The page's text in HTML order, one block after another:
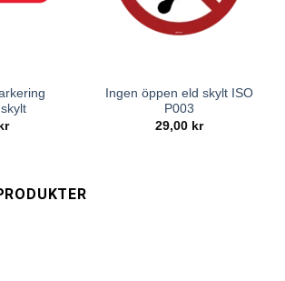
Ingen öppen eld skylt ISO
P003
29,00 kr